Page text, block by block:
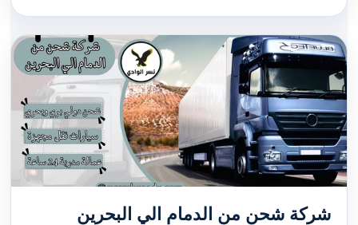
شركة شحن من الدمام الي البحرين